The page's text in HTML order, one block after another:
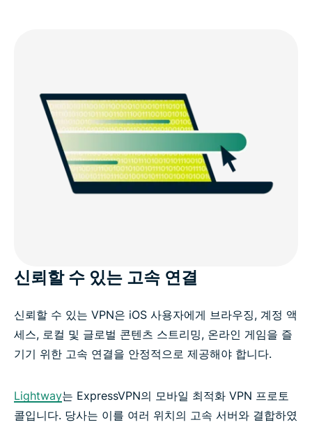
신뢰할 수 있는 고속 연결
신뢰할 수 있는 VPN은 iOS 사용자에게 브라우징, 계정 액
세스, 로컬 및 글로벌 콘텐츠 스트리밍, 온라인 게임을 즐
기기 위한 고속 연결을 안정적으로 제공해야 합니다.
Lightway는 ExpressVPN의 모바일 최적화 VPN 프로토
콜입니다. 당사는 이를 여러 위치의 고속 서버와 결합하였